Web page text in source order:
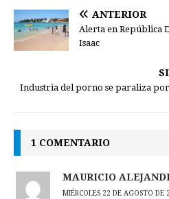
ANTERIOR
Alerta en República
Isaac
Industria del porno se paraliza por
1 COMENTARIO
MAURICIO
MIÉRCOLES 22 DE AGOSTO DE